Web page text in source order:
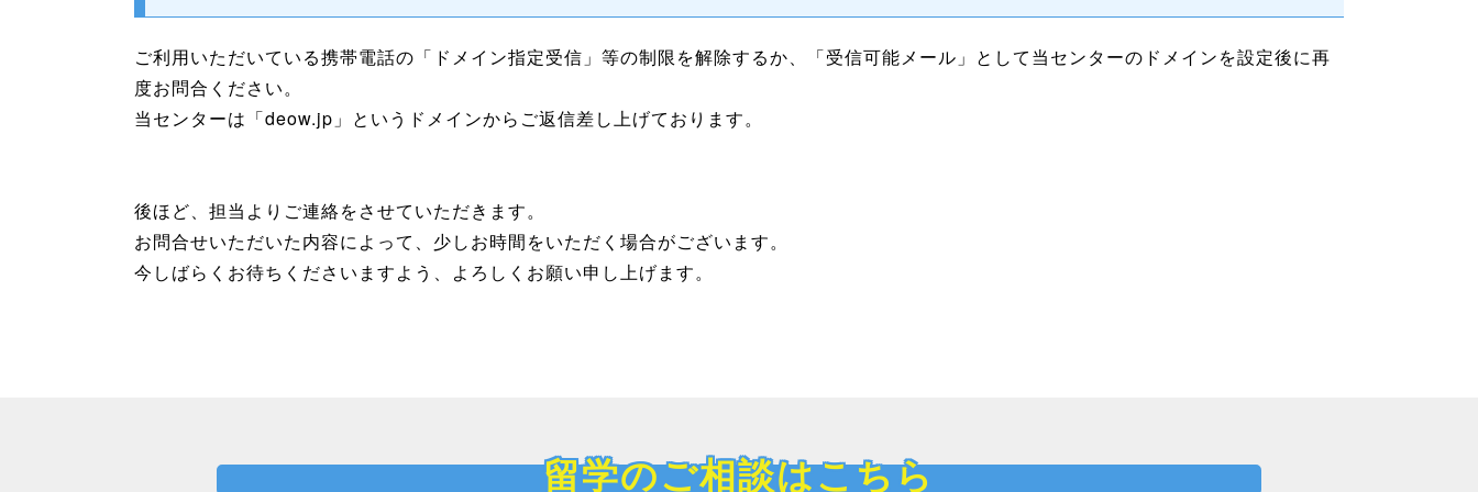
ご利用いただいている携帯電話の「ドメイン指定受信」等の制限を解除するか、「受信可能メール」として当センターのドメインを設定後に再
度お問合ください。
当センターは「deow.jp」というドメインからご返信差し上げております。
後ほど、担当よりご連絡をさせていただきます。
お問合せいただいた内容によって、少しお時間をいただく場合がございます。
今しばらくお待ちくださいますよう、よろしくお願い申し上げます。
留学のご相談はこちら